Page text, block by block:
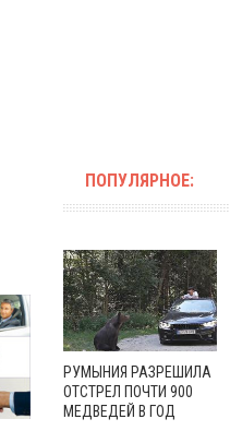
ПОПУЛЯРНОЕ:
РУМЫНИЯ РАЗРЕШИЛА
ОТСТРЕЛ ПОЧТИ 900
МЕДВЕДЕЙ В ГОД